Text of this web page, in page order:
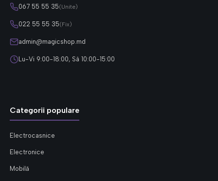
067 55 55 35(Unite)
022 55 55 35(Fix)
admin@magicshop.md
Lu-Vi 9:00-18:00, Sâ 10:00-15:00
Categorii populare
Electrocasnice
Electronice
Mobilă